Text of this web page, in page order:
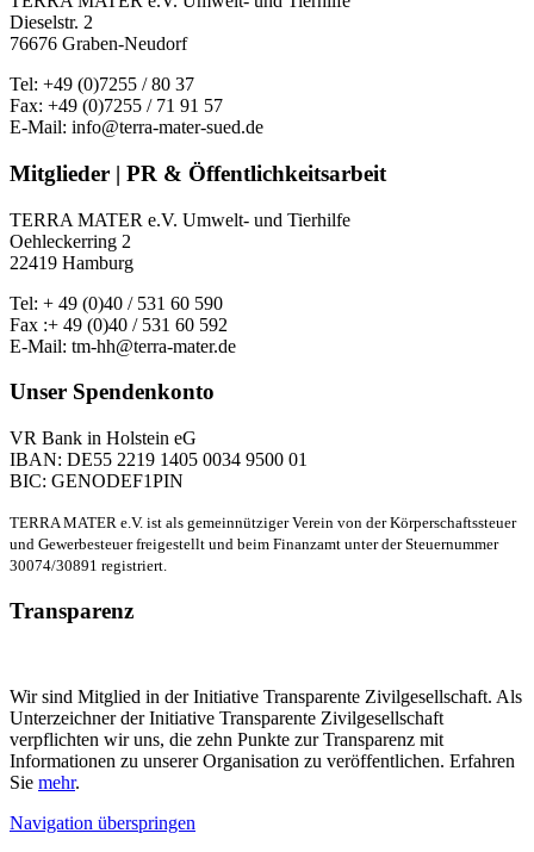
Dieselstr. 2
76676 Graben-Neudorf
Tel: +49 (0)7255 / 80 37
Fax: +49 (0)7255 / 71 91 57
E-Mail: info@terra-mater-sued.de
Mitglieder | PR & Öffentlichkeitsarbeit
TERRA MATER e.V. Umwelt- und Tierhilfe
Oehleckerring 2
22419 Hamburg
Tel: + 49 (0)40 / 531 60 590
Fax :+ 49 (0)40 / 531 60 592
E-Mail: tm-hh@terra-mater.de
Unser Spendenkonto
VR Bank in Holstein eG
IBAN: DE55 2219 1405 0034 9500 01
BIC: GENODEF1PIN
TERRA MATER e.V. ist als gemeinnütziger Verein von der Körperschaftssteuer
und Gewerbesteuer freigestellt und beim Finanzamt unter der Steuernummer
30074/30891 registriert.
Transparenz
Wir sind Mitglied in der Initiative Transparente Zivilgesellschaft. Als
Unterzeichner der Initiative Transparente Zivilgesellschaft
verpflichten wir uns, die zehn Punkte zur Transparenz mit
Informationen zu unserer Organisation zu veröffentlichen. Erfahren
Sie mehr.
Navigation überspringen